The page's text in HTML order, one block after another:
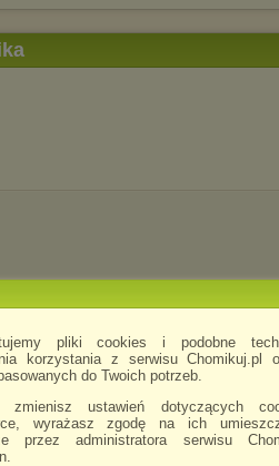
pliki cookies i podobne
korzystania z serwisu Chomikuj.pl
do Twoich potrzeb.
ustawień dotyczących
wyrażasz zgodę na ich
przez administratora serwisu